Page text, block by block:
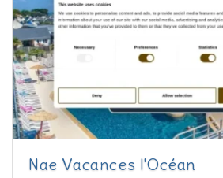
Nae Vacances l'Océan